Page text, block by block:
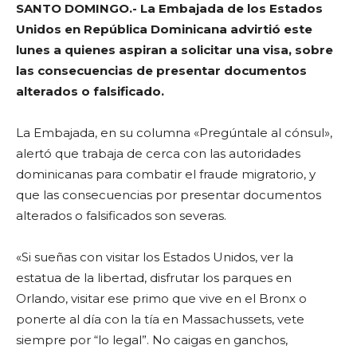
c
e
b
o
o
k
a
ts
A
p
ai
l
m
p
ar
SANTO DOMINGO.- La Embajada de los Estados
Unidos en República Dominicana advirtió este
lunes a quienes aspiran a solicitar una visa, sobre
las consecuencias de presentar documentos
alterados o falsificado.
La Embajada, en su columna «Pregúntale al cónsul»,
alertó que trabaja de cerca con las autoridades
dominicanas para combatir el fraude migratorio, y
que las consecuencias por presentar documentos
alterados o falsificados son severas.
«Si sueñas con visitar los Estados Unidos, ver la
estatua de la libertad, disfrutar los parques en
Orlando, visitar ese primo que vive en el Bronx o
ponerte al día con la tía en Massachussets, vete
siempre por “lo legal”. No caigas en ganchos,